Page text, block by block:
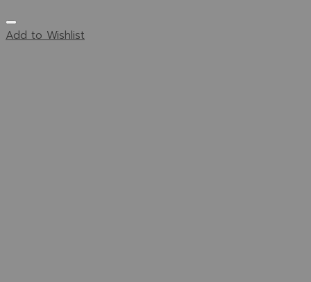
Add to Wishlist